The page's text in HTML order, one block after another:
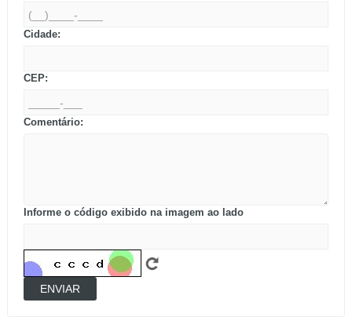
Cidade:
CEP:
Comentário:
Informe o código exibido na imagem ao lado
ENVIAR